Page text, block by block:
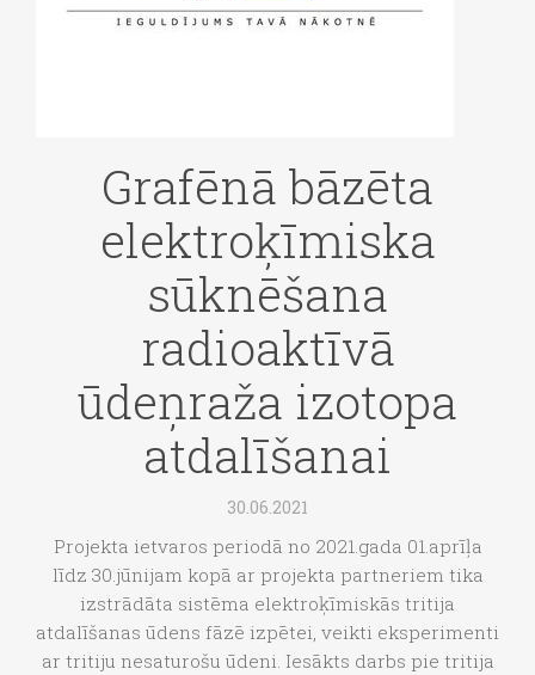
Grafēnā bāzēta
elektroķīmiska
sūknēšana
radioaktīvā
ūdeņraža izotopa
atdalīšanai
30.06.2021
Projekta ietvaros periodā no 2021.gada 01.aprīļa
līdz 30.jūnijam kopā ar projekta partneriem tika
izstrādāta sistēma elektroķīmiskās tritija
atdalīšanas ūdens fāzē izpētei, veikti eksperimenti
ar tritiju nesaturošu ūdeni. Iesākts darbs pie tritija